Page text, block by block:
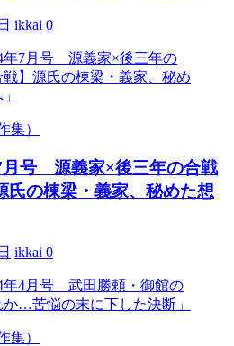
ikkai 0
集）
月号 源義家×後三年の合戦
氏の棟梁・義家、秘めた想
ikkai 0
集）